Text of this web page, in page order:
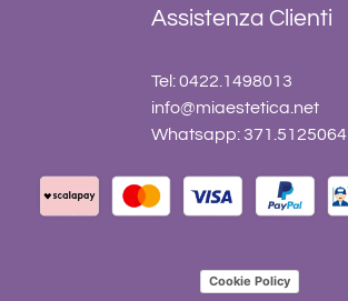
Assistenza Clienti
Tel: 0422.1498013
info@miaestetica.net
Whatsapp: 371.5125064
Cookie Policy